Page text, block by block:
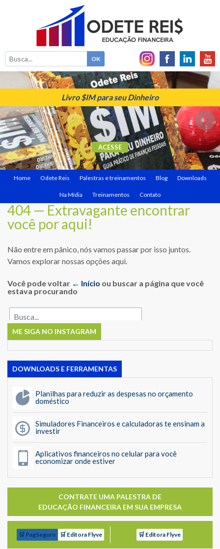
Livro $IM para seu Dinheiro
ACESSE
Home Odete Reis Palestras e treinamentos Blog Downloads
Na Mídia Treinamentos Contato
404 — Extravagante encontrar
você por aqui!
Não entre em pânico, nós vamos passar por isso juntos.
Vamos explorar nossas opções aqui.
Você pode voltar ← Início ou buscar a página que você
estava procurando
ME SIGA NO INSTAGRAM
DOWNLOADS E FERRAMENTAS
Planilhas para reduzir as despesas no orçamento
doméstico
Simuladores Financeiros e calculadoras te ensinam a
investir
Aplicativos financeiros no celular para você
economizar onde estiver
CONTRATE UMA PALESTRA DE
EDUCAÇÃO FINANCEIRA EM SUA EMPRESA
🛒 PagSeguro 🛒 Editora Flyve 🛒 Editora Flyve